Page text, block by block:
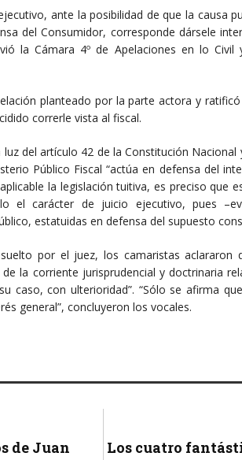
ante la posibilidad de que la causa
del Consumidor, corresponde dársele
la Cámara 4º de Apelaciones en lo Civil
planteado por la parte actora y
correrle vista al fiscal.
del artículo 42 de la Constitución
Público Fiscal “actúa en defensa del
la legislación tuitiva, es preciso que
carácter de juicio ejecutivo, pues
estatuidas en defensa del supuesto
por el juez, los camaristas aclararon
la corriente jurisprudencial y doctrinaria
caso, con ulterioridad”. “Sólo se afirma
general”, concluyeron los vocales.
de Juan
Los cuatro